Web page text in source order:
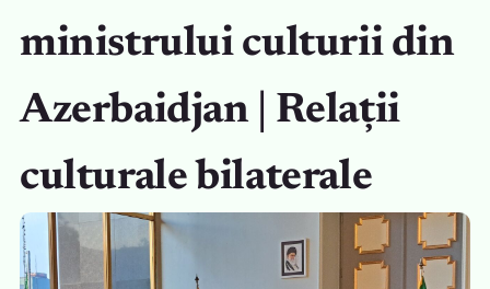
ministrului culturii din
Azerbaidjan | Relații
culturale bilaterale